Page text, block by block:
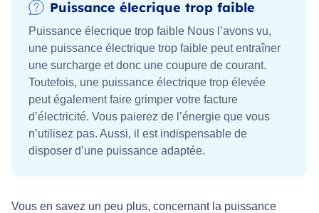
Puissance élecrique trop faible
Puissance élecrique trop faible Nous l’avons vu,
une puissance électrique trop faible peut entraîner
une surcharge et donc une coupure de courant.
Toutefois, une puissance électrique trop élevée
peut également faire grimper votre facture
d’électricité. Vous paierez de l’énergie que vous
n’utilisez pas. Aussi, il est indispensable de
disposer d’une puissance adaptée.
Vous en savez un peu plus, concernant la puissance